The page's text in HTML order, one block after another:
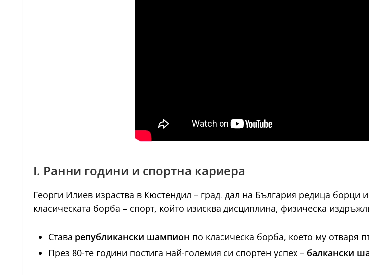
I. Ранни години и спортна кариера
Георги Илиев израства в Кюстендил – град, дал на България редица борци
класическата борба – спорт, който изисква дисциплина, физическа
Става републикански шампион по класическа борба, което му отваря
През 80-те години постига най-големия си спортен успех – балкански